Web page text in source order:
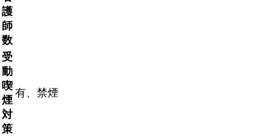
護
師
数
受
動
喫
煙
対
策
有、禁煙